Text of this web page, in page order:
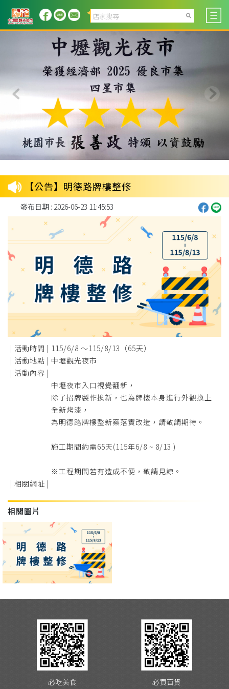
【公告】明德路牌樓整修
發布日期 : 2026-06-23 11:45:53
| 活動時間 | 115/6/8 ～115/8/13（65天）
| 活動地點 | 中壢觀光夜市
| 活動內容 |
中壢夜市入口視覺翻新，
除了招牌製作換新，也為牌樓本身進行外觀換上
全新烤漆，
為明德路牌樓整新案落實改造，請敬請期待。
施工期間約需65天(115年6/8 ~ 8/13 )
※工程期間若有造成不便，敬請見諒。
| 相關網址 |
相關圖片
必吃美食 必買百貨